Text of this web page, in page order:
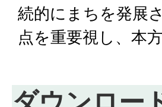
続的にまちを発展
点を重要視し、本